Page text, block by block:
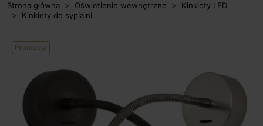
Strona główna Oświetlenie wewnętrzne
Kinkiety LED
Kinkiety do sypialni
Promocja